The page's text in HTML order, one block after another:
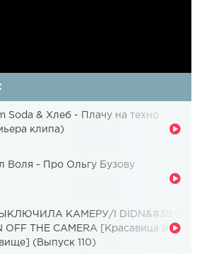
Soda & Хлеб - Плачу на техно
клипа)
Воля - Про Ольгу Бузову
КАМЕРУ/I DIDN&#39;T
OFF THE CAMERA [Красавица и
(Выпуск 110)